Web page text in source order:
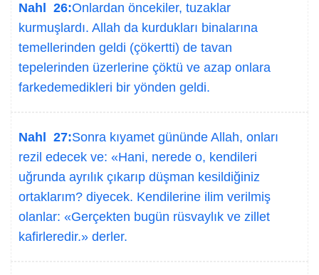
Nahl 26:Onlardan öncekiler, tuzaklar
kurmuşlardı. Allah da kurdukları binalarına
temellerinden geldi (çökertti) de tavan
tepelerinden üzerlerine çöktü ve azap onlara
farkedemedikleri bir yönden geldi.
Nahl 27:Sonra kıyamet gününde Allah, onları
rezil edecek ve: «Hani, nerede o, kendileri
uğrunda ayrılık çıkarıp düşman kesildiğiniz
ortaklarım? diyecek. Kendilerine ilim verilmiş
olanlar: «Gerçekten bugün rüsvaylık ve zillet
kafirleredir.» derler.